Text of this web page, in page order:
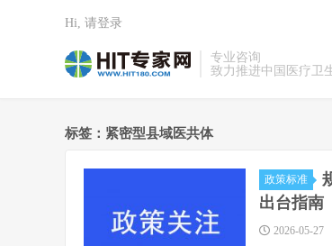
专业咨询
致力推进中国医疗卫
Hi, 请登录
标签：紧密型县域医共体
政策标准
出台指南
2026-05-27